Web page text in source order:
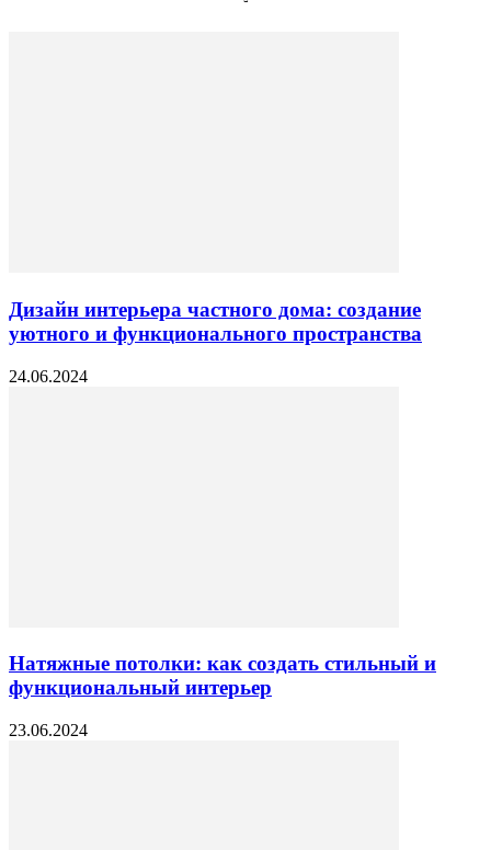
Дизайн интерьера частного дома: создание
уютного и функционального пространства
24.06.2024
Натяжные потолки: как создать стильный и
функциональный интерьер
23.06.2024